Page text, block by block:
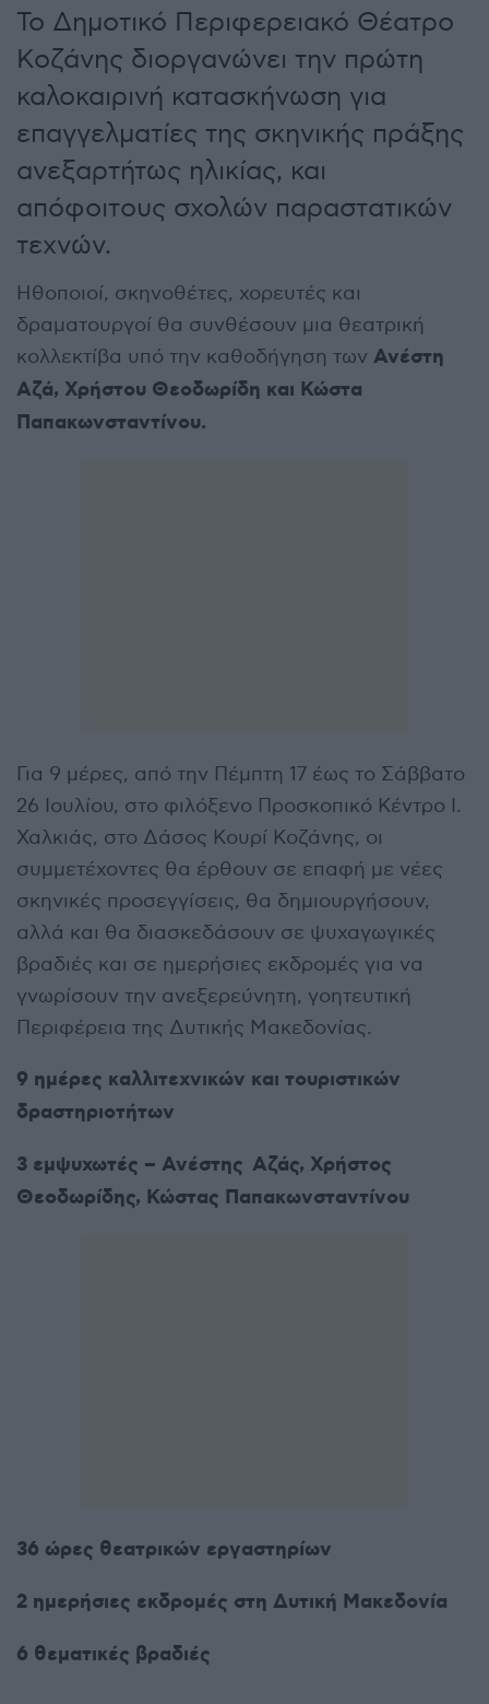
Το Δημοτικό Περιφερειακό Θέατρο
Κοζάνης διοργανώνει την πρώτη
καλοκαιρινή κατασκήνωση για
επαγγελματίες της σκηνικής πράξης
ανεξαρτήτως ηλικίας, και
απόφοιτους σχολών παραστατικών
τεχνών.
Ηθοποιοί, σκηνοθέτες, χορευτές και
δραματουργοί θα συνθέσουν μια θεατρική
κολλεκτίβα υπό την καθοδήγηση των Ανέστη
Αζά, Χρήστου Θεοδωρίδη και Κώστα
Παπακωνσταντίνου.
Για 9 μέρες, από την Πέμπτη 17 έως το Σάββατο
26 Ιουλίου, στο φιλόξενο Προσκοπικό Κέντρο Ι.
Χαλκιάς, στο Δάσος Κουρί Κοζάνης, οι
συμμετέχοντες θα έρθουν σε επαφή με νέες
σκηνικές προσεγγίσεις, θα δημιουργήσουν,
αλλά και θα διασκεδάσουν σε ψυχαγωγικές
βραδιές και σε ημερήσιες εκδρομές για να
γνωρίσουν την ανεξερεύνητη, γοητευτική
Περιφέρεια της Δυτικής Μακεδονίας.
9 ημέρες καλλιτεχνικών και τουριστικών
δραστηριοτήτων
3 εμψυχωτές – Ανέστης Αζάς, Χρήστος
Θεοδωρίδης, Κώστας Παπακωνσταντίνου
36 ώρες θεατρικών εργαστηρίων
2 ημερήσιες εκδρομές στη Δυτική Μακεδονία
6 θεματικές βραδιές